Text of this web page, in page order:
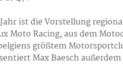
ist die Vorstellung
Moto Racing, aus dem
größtem
Max Baesch